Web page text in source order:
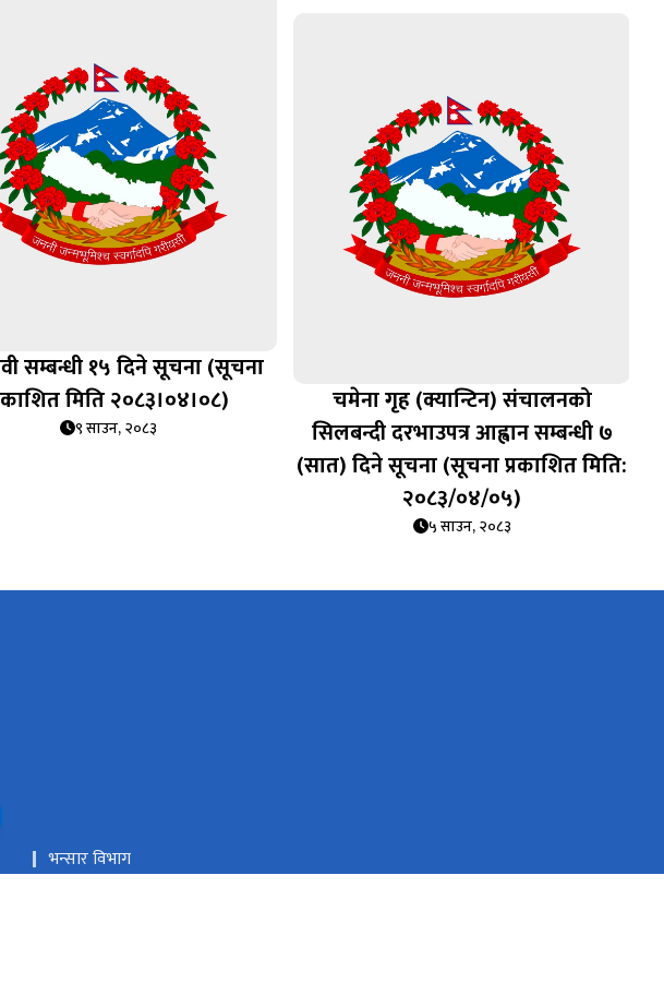
सम्बन्धी १५ दिने सूचना (सूचना
मिति २०८३।०४।०८)
९ साउन, २०८३
चमेना गृह (क्यान्टिन) संचालनको
सिलबन्दी दरभाउपत्र आह्वान सम्बन्धी ७
(सात) दिने सूचना (सूचना प्रकाशित मिति:
२०८३/०४/०५)
५ साउन, २०८३
भन्सार विभाग